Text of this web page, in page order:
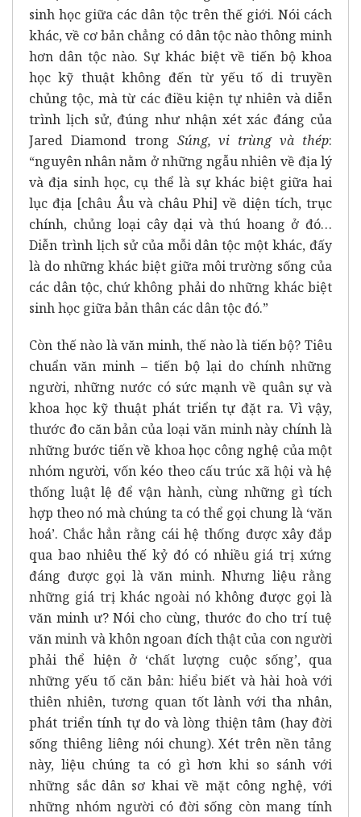
sinh học giữa các dân tộc trên thế giới. Nói cách
khác, về cơ bản chẳng có dân tộc nào thông minh
hơn dân tộc nào. Sự khác biệt về tiến bộ khoa
học kỹ thuật không đến từ yếu tố di truyền
chủng tộc, mà từ các điều kiện tự nhiên và diễn
trình lịch sử, đúng như nhận xét xác đáng của
Jared Diamond trong Súng, vi trùng và thép:
“nguyên nhân nằm ở những ngẫu nhiên về địa lý
và địa sinh học, cụ thể là sự khác biệt giữa hai
lục địa [châu Âu và châu Phi] về diện tích, trục
chính, chủng loại cây dại và thú hoang ở đó…
Diễn trình lịch sử của mỗi dân tộc một khác, đấy
là do những khác biệt giữa môi trường sống của
các dân tộc, chứ không phải do những khác biệt
sinh học giữa bản thân các dân tộc đó.”
Còn thế nào là văn minh, thế nào là tiến bộ? Tiêu
chuẩn văn minh – tiến bộ lại do chính những
người, những nước có sức mạnh về quân sự và
khoa học kỹ thuật phát triển tự đặt ra. Vì vậy,
thước đo căn bản của loại văn minh này chính là
những bước tiến về khoa học công nghệ của một
nhóm người, vốn kéo theo cấu trúc xã hội và hệ
thống luật lệ để vận hành, cùng những gì tích
hợp theo nó mà chúng ta có thể gọi chung là ‘văn
hoá’. Chắc hẳn rằng cái hệ thống được xây đắp
qua bao nhiêu thế kỷ đó có nhiều giá trị xứng
đáng được gọi là văn minh. Nhưng liệu rằng
những giá trị khác ngoài nó không được gọi là
văn minh ư? Nói cho cùng, thước đo cho trí tuệ
văn minh và khôn ngoan đích thật của con người
phải thể hiện ở ‘chất lượng cuộc sống’, qua
những yếu tố căn bản: hiểu biết và hài hoà với
thiên nhiên, tương quan tốt lành với tha nhân,
phát triển tính tự do và lòng thiện tâm (hay đời
sống thiêng liêng nói chung). Xét trên nền tảng
này, liệu chúng ta có gì hơn khi so sánh với
những sắc dân sơ khai về mặt công nghệ, với
những nhóm người có đời sống còn mang tính